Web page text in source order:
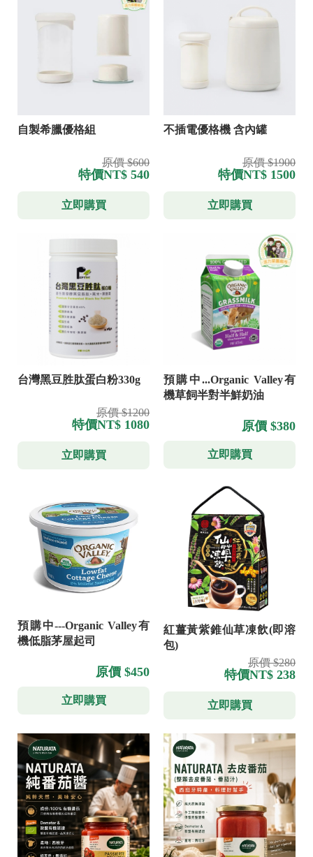
自製希臘優格組
原價 $600
特價NT$ 540
立即購買
不插電優格機 含內罐
原價 $1900
特價NT$ 1500
立即購買
台灣黑豆胜肽蛋白粉330g
原價 $1200
特價NT$ 1080
立即購買
預購中...Organic Valley有
機草飼半對半鮮奶油
原價 $380
立即購買
預購中---Organic Valley有
機低脂茅屋起司
原價 $450
立即購買
紅薑黃紫錐仙草凍飲(即溶
包)
原價 $280
特價NT$ 238
立即購買